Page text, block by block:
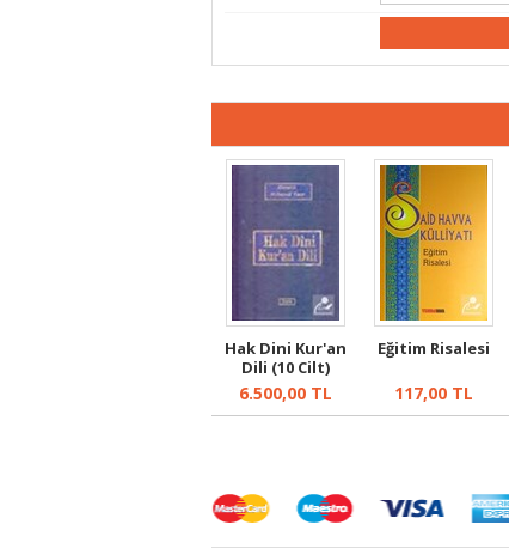
Hak Dini Kur'an
Dili (10 Cilt)
6.500,00TL
Eğitim Risalesi
117,00TL